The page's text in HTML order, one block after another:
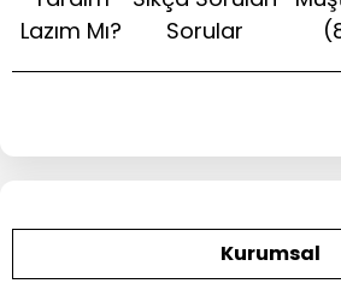
Lazım Mı?
Sorular
Kurumsal